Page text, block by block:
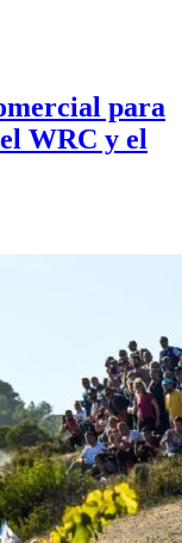
para
WRC y el